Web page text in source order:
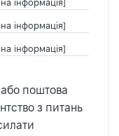
інформація]
інформація]
інформація]
поштова
з питань